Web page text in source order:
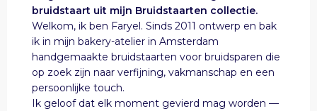
bruidstaart uit mijn Bruidstaarten collectie.
Welkom, ik ben Faryel. Sinds 2011 ontwerp en bak
ik in mijn bakery-atelier in Amsterdam
handgemaakte bruidstaarten voor bruidsparen die
op zoek zijn naar verfijning, vakmanschap en een
persoonlijke touch.
Ik geloof dat elk moment gevierd mag worden —